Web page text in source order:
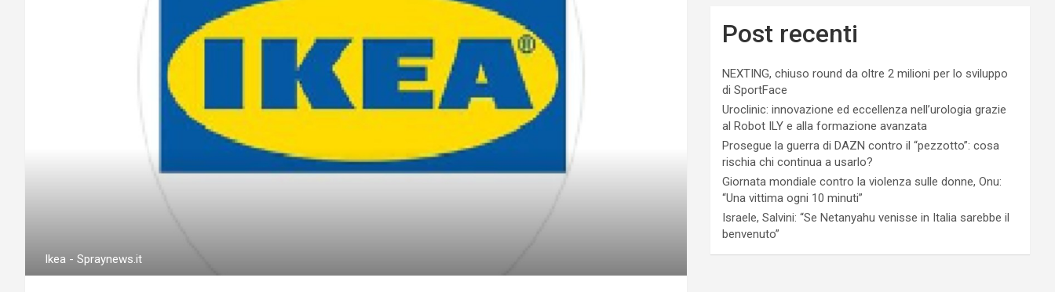
Ikea - Spraynews.it
Post recenti
NEXTING, chiuso round da oltre 2 milioni per lo sviluppo
di SportFace
Uroclinic: innovazione ed eccellenza nell’urologia grazie
al Robot ILY e alla formazione avanzata
Prosegue la guerra di DAZN contro il “pezzotto”: cosa
rischia chi continua a usarlo?
Giornata mondiale contro la violenza sulle donne, Onu:
“Una vittima ogni 10 minuti”
Israele, Salvini: “Se Netanyahu venisse in Italia sarebbe il
benvenuto”